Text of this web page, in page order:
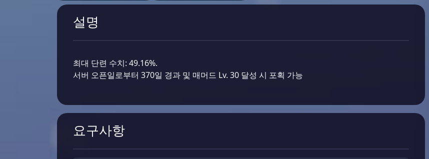
설명
최대 단련 수치: 49.16%.
서버 오픈일로부터 370일 경과 및 매머드 Lv. 30 달성 시 포획 가능
요구사항